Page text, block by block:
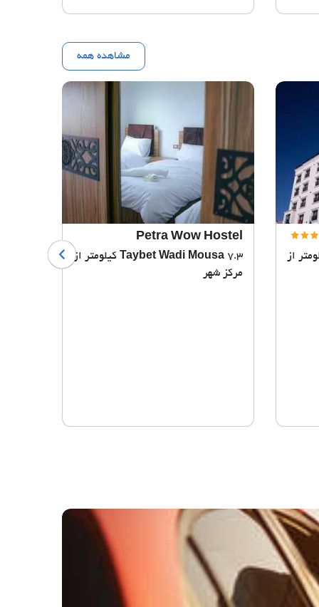
مشاهده همه
از
Petra Wow Hostel
Taybet Wadi Mousa 7.3 کیلومتر از
مرکز شهر